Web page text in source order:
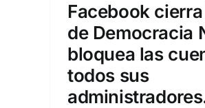
Facebook
de Democracia
bloquea las
todos sus